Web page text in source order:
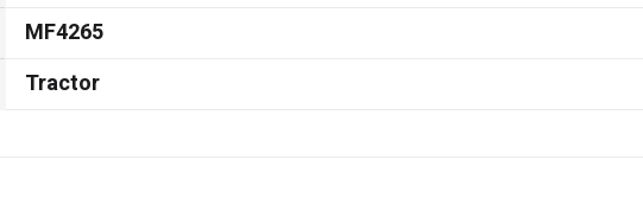
MF4265
Tractor